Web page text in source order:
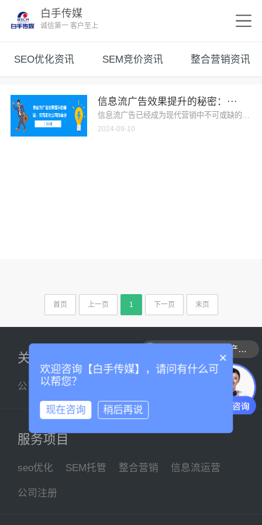
白手传媒
诚信第一 客户至上
SEO优化资讯 SEM竞价资讯 整合营销资讯
信息流广告效果提升的秘密：···
信息流广告已经成为现代营销中不可或缺的一部
2024-09-10
首页 上一页 1 下一页 末页
关于我们
公司简介 企业文化
服务项目
seo优化 SEM托管 整合营销 信息流运营
公司注册
可以介绍下你们的产品么
×
欢迎咨询【白手传媒】，请问有什么可
以帮您？
现在咨询 稍后再说